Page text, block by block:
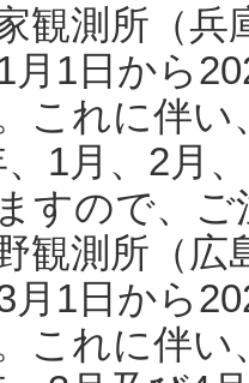
観測所（
月1日から
これに伴い
1月、2月
すので、
観測所（
月1日から
これに伴い